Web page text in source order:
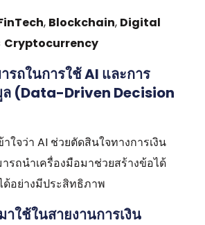
, Blockchain, Digital
Cryptocurrency
รถในการใช้ AI และการ
ล (Data-Driven Decision
าใจว่า AI ช่วยตัดสินใจทางการเงิน
รถนำเครื่องมือมาช่วยสร้างข้อได้
ด้อย่างมีประสิทธิภาพ
าใช้ในสายงานการเงิน